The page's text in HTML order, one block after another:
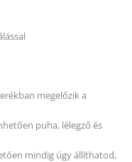
megelőzik a
puha, lélegző és
mindig úgy állíthatod,